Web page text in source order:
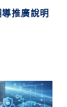
推廣說明